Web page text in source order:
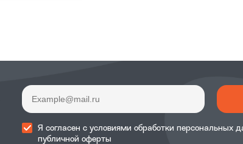
Я согласен с условиями обработки персональных
публичной оферты